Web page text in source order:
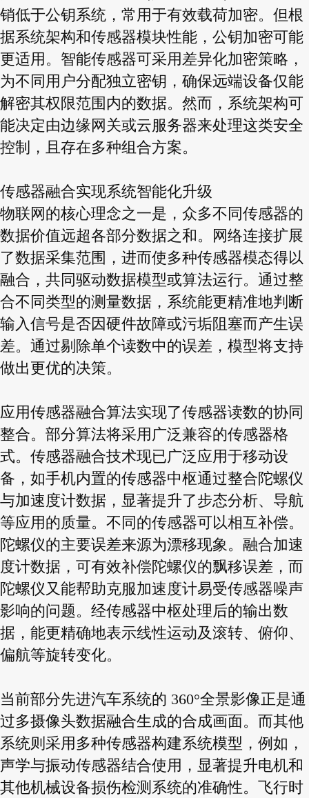
销低于公钥系统，常用于有效载荷加密。但根
据系统架构和传感器模块性能，公钥加密可能
更适用。智能传感器可采用差异化加密策略，
为不同用户分配独立密钥，确保远端设备仅能
解密其权限范围内的数据。然而，系统架构可
能决定由边缘网关或云服务器来处理这类安全
控制，且存在多种组合方案。
传感器融合实现系统智能化升级
物联网的核心理念之一是，众多不同传感器的
数据价值远超各部分数据之和。网络连接扩展
了数据采集范围，进而使多种传感器模态得以
融合，共同驱动数据模型或算法运行。通过整
合不同类型的测量数据，系统能更精准地判断
输入信号是否因硬件故障或污垢阻塞而产生误
差。通过剔除单个读数中的误差，模型将支持
做出更优的决策。
应用传感器融合算法实现了传感器读数的协同
整合。部分算法将采用广泛兼容的传感器格
式。传感器融合技术现已广泛应用于移动设
备，如手机内置的传感器中枢通过整合陀螺仪
与加速度计数据，显著提升了步态分析、导航
等应用的质量。不同的传感器可以相互补偿。
陀螺仪的主要误差来源为漂移现象。融合加速
度计数据，可有效补偿陀螺仪的飘移误差，而
陀螺仪又能帮助克服加速度计易受传感器噪声
影响的问题。经传感器中枢处理后的输出数
据，能更精确地表示线性运动及滚转、俯仰、
偏航等旋转变化。
当前部分先进汽车系统的 360°全景影像正是通
过多摄像头数据融合生成的合成画面。而其他
系统则采用多种传感器构建系统模型，例如，
声学与振动传感器结合使用，显著提升电机和
其他机械设备损伤检测系统的准确性。飞行时